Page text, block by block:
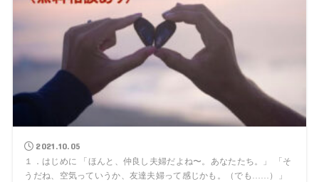
2021.10.05
１．はじめに 「ほんと、仲良し夫婦だよね〜。あなたたち。」 「そ
うだね、空気っていうか、友達夫婦って感じかも。（でも……）」